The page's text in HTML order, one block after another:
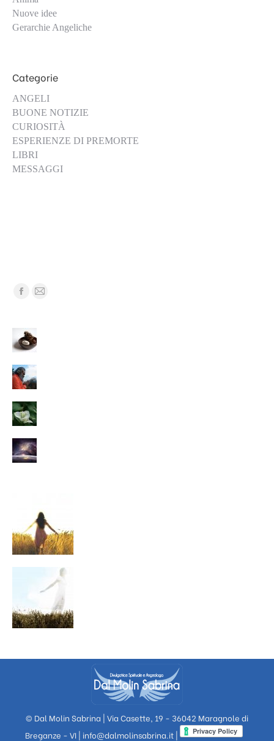
Nuove idee
Gerarchie Angeliche
Categorie
ANGELI
BUONE NOTIZIE
CURIOSITÀ
ESPERIENZE DI PREMORTE
LIBRI
MESSAGGI
© Dal Molin Sabrina | Via Casette, 19 - 36042 Maragnole di
Breganze - VI | info@dalmolinsabrina.it |